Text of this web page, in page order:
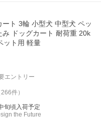
ト 3輪 小型犬 中型犬 ペッ
み ドッグカート 耐荷重 20k
g カート ペット ペット用 軽量
エントリー
266件）
旬頃入荷予定
the Future